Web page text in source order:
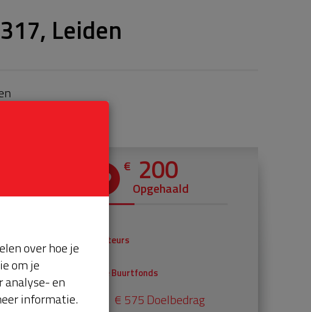
Leiden
€ 200
Opgehaald
Donateurs
Univé Buurtfonds
€ 575 Doelbedrag
over hoe je
om je
analyse- en
informatie.